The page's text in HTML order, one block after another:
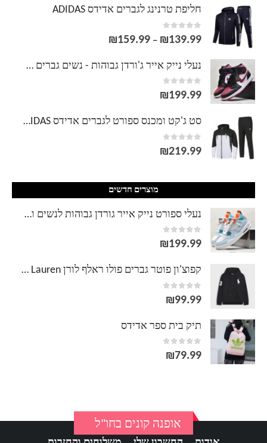
חליפת טרנינג לגברים אדידס ADIDAS
0
out of 5
₪139.99
–
₪159.99
נעלי נייק אייר ג'ורדן גבוהות - נשים גברים NIKE AIR JORDAN
0
out of 5
₪199.99
סט ג'קט ומכנס ספורט לגברים אדידס ADIDAS
0
out of 5
₪219.99
מוצרים חדשים
נעלי ספורט נייק אייר גורדן גבוהות לנשים ולגברים AIR JORDAN
0
out of 5
₪199.99
קפוצ'ון פוטר גברים פולו ראלף לורן Ralph Lauren
0
out of 5
₪99.99
תיק בית ספר אדידס
0
out of 5
₪79.99
אופנה קונים בחו"ל